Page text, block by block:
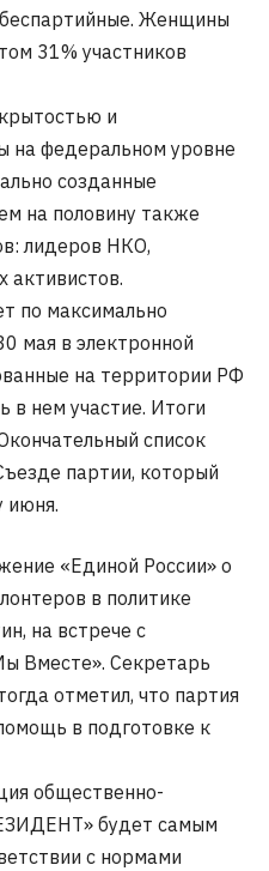
беспартийные. Женщины
31% участников
и
на федеральном уровне
созданные
на половину также
лидеров НКО,
активистов.
по максимально
мая в электронной
на территории РФ
в нем участие. Итоги
список
партии, который
июня.
«Единой России» о
в политике
на встрече с
Вместе». Секретарь
отметил, что партия
в подготовке к
общественно-
будет самым
с нормами